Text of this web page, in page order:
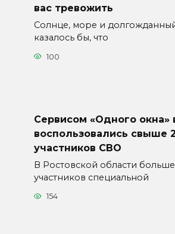
вас тревожить
Солнце, море и
казалось бы, что
100
Сервисом «Одного
воспользовались свыше
участников СВО
В Ростовской области больше
участников специальной
154